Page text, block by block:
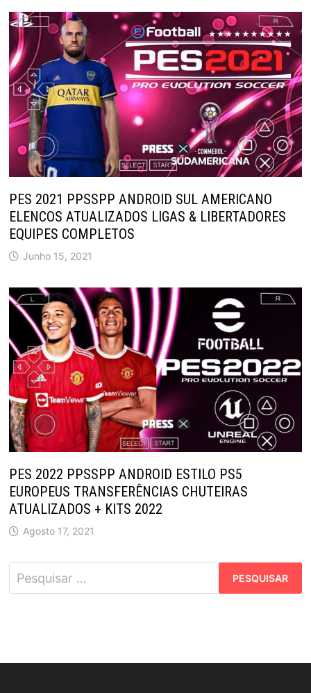
PES 2021 PPSSPP ANDROID SUL AMERICANO
ELENCOS ATUALIZADOS LIGAS & LIBERTADORES
EQUIPES COMPLETOS
Junho 15, 2021
PES 2022 PPSSPP ANDROID ESTILO PS5
EUROPEUS TRANSFERÊNCIAS CHUTEIRAS
ATUALIZADOS + KITS 2022
Agosto 17, 2021
Pesquisar
por: